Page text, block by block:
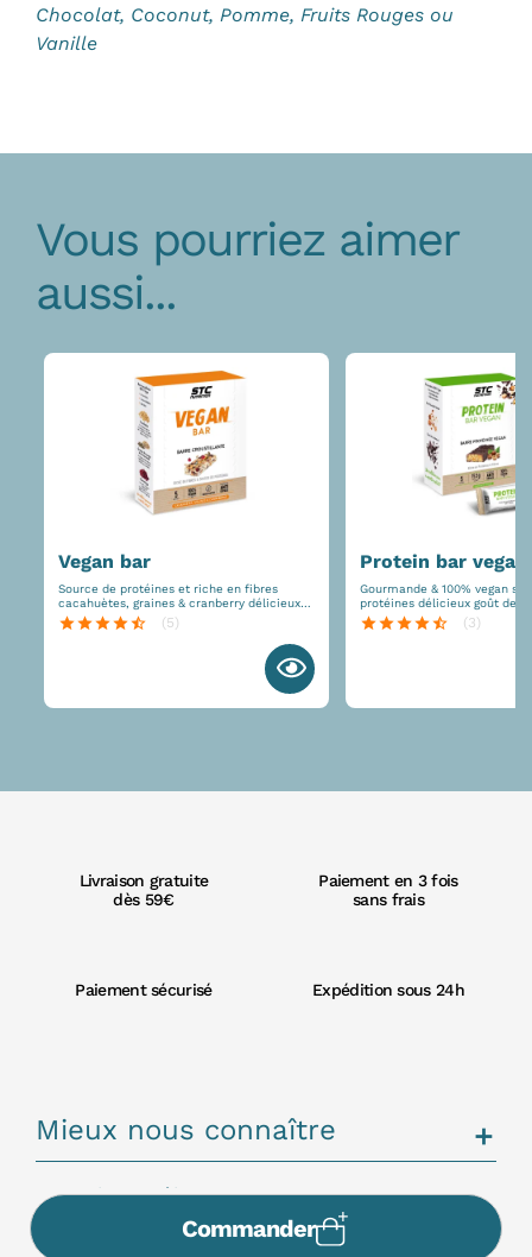
Commander
Chocolat, Coconut, Pomme, Fruits Rouges ou
Vanille
Vous pourriez aimer
aussi...
vegan bar
Source de protéines et riche en fibres
cacahuètes, graines & cranberry délicieux
en-cas énergétique
starstarstarstarstar_half (5)
protein bar vegan
Gourmande & 100% vegan source de
protéines délicieux goût de chocolat &
noisette
starstarstarstarstar_half (3)
Livraison gratuite
dès 59€
Paiement en 3 fois
sans frais
Paiement sécurisé Expédition sous 24h
Mieux nous connaître add
Service Client
Contactez-nous